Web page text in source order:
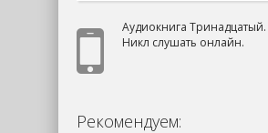
Аудиокнига Тринадцатый.
Никл слушать онлайн.
Рекомендуем: